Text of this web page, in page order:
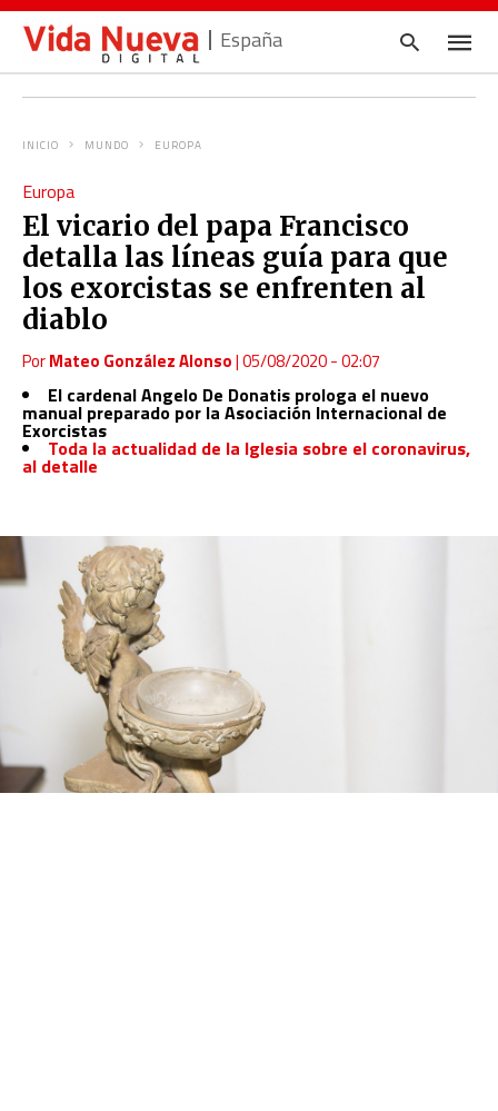
España
pulsa
en
INICIO MUNDO EUROPA
Europa
El vicario del papa Francisco
detalla las líneas guía para que
los exorcistas se enfrenten al
diablo
PorMateo González Alonso|05/08/2020 - 02:07
El cardenal Angelo De Donatis prologa el nuevo
manual preparado por la Asociación Internacional de
Exorcistas
Toda la actualidad de la Iglesia sobre el coronavirus,
al detalle